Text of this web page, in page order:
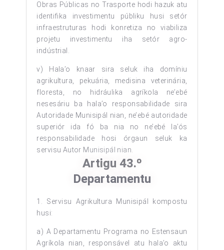
Obras Públicas no Trasporte hodi hazuk atu
identifika investimentu públiku husi setór
infraestruturas hodi konretiza no viabiliza
projetu investimentu iha setór agro-
indústrial.
v) Hala’o knaar sira seluk iha domíniu
agrikultura, pekuária, medisina veterinária,
floresta, no hidráulika agríkola ne’ebé
nesesáriu ba hala’o responsabilidade sira
Autoridade Munisipál nian, ne’ebé autoridade
superiór ida fó ba nia no ne’ebé la’ós
responsabilidade hosi órgaun seluk ka
servisu Autor Munisipál nian.
Artigu 43.º
Departamentu
1. Servisu Agrikultura Munisipál kompostu
husi:
a) A Departamentu Programa no Estensaun
Agríkola nian, responsável atu hala’o aktu